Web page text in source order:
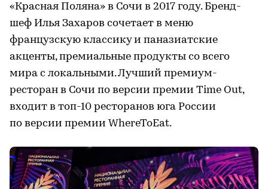
«Красная Поляна» в Сочи в 2017 году. Бренд-
шеф Илья Захаров сочетает в меню
французскую классику и паназиатские
акценты, премиальные продукты со всего
мира с локальными. Лучший премиум-
ресторан в Сочи по версии премии Time Out,
входит в топ-10 ресторанов юга России
по версии премии WhereToEat.